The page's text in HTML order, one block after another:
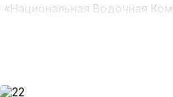
Водочная